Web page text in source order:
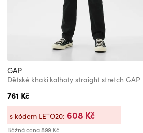
GAP
Dětské khaki kalhoty straight stretch GAP
761 Kč
Běžná cena899 Kč
s kódem LETO20: 608 Kč